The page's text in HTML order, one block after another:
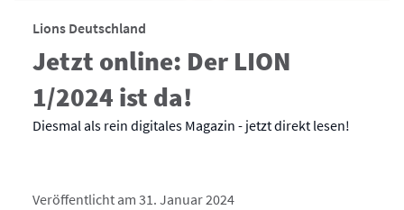
Lions Deutschland
Jetzt online: Der LION
1/2024 ist da!
Diesmal als rein digitales Magazin - jetzt direkt lesen!
Veröffentlicht am 31. Januar 2024